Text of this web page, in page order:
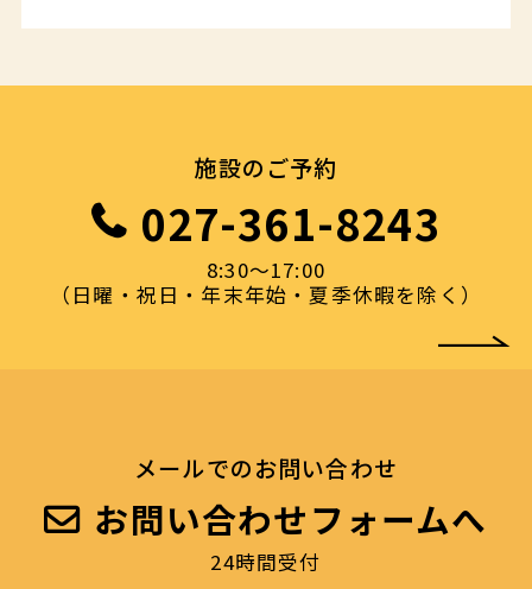
施設のご予約
027-361-8243
8:30〜17:00
（日曜・祝日・年末年始・夏季休暇を除く）
メールでのお問い合わせ
お問い合わせフォームへ
24時間受付